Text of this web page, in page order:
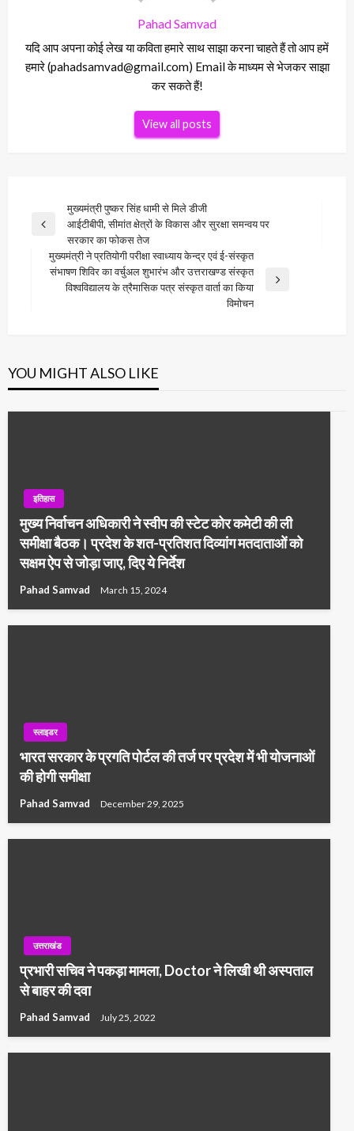
Pahad Samvad
यदि आप अपना कोई लेख या कविता हमारे साथ साझा करना चाहते हैं तो आप हमें
हमारे (pahadsamvad@gmail.com) Email के माध्यम से भेजकर साझा
कर सकते हैं!
View all posts
navigation
Previous
मुख्यमंत्री पुष्कर सिंह धामी से मिले डीजी
आईटीबीपी, सीमांत क्षेत्रों के विकास और सुरक्षा समन्वय पर
सरकार का फोकस तेज
Next
मुख्यमंत्री ने प्रतियोगी परीक्षा स्वाध्याय केन्द्र एवं ई-संस्कृत
संभाषण शिविर का वर्चुअल शुभारंभ और उत्तराखण्ड संस्कृत
विश्वविद्यालय के त्रैमासिक पत्र संस्कृत वार्ता का किया
विमोचन
YOU MIGHT ALSO LIKE
इतिहास
मुख्य निर्वाचन अधिकारी ने स्वीप की स्टेट कोर कमेटी की ली
समीक्षा बैठक। प्रदेश के शत-प्रतिशत दिव्यांग मतदाताओं को
सक्षम ऐप से जोड़ा जाए, दिए ये निर्देश
Pahad Samvad March 15, 2024
स्लाइडर
भारत सरकार के प्रगति पोर्टल की तर्ज पर प्रदेश में भी योजनाओं
की होगी समीक्षा
Pahad Samvad December 29, 2025
उत्तराखंड
प्रभारी सचिव ने पकड़ा मामला, Doctor ने लिखी थी अस्पताल
से बाहर की दवा
Pahad Samvad July 25, 2022